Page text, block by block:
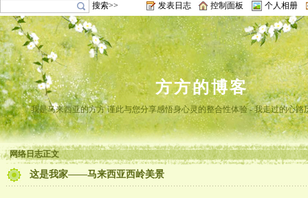
搜索>> 发表日志 控制面板 个人相册
方方的博客
我是马来西亚的方方 谨此与您分享感悟身心灵的整合性体验 - 我走过的心路
网络日志正文
这是我家——马来西亚西岭美景